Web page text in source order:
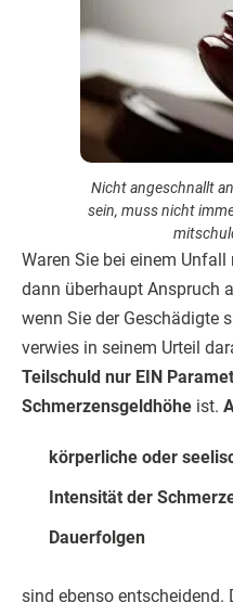
Nicht angeschnallt
sein, muss nicht
Waren Sie bei einem
dann überhaupt Anspruch
wenn Sie der Geschädigte
verwies in seinem Urteil
Teilschuld nur EIN
Schmerzensgeldhöhe ist.
körperliche oder
Intensität der
Dauerfolgen
sind ebenso entscheidend.